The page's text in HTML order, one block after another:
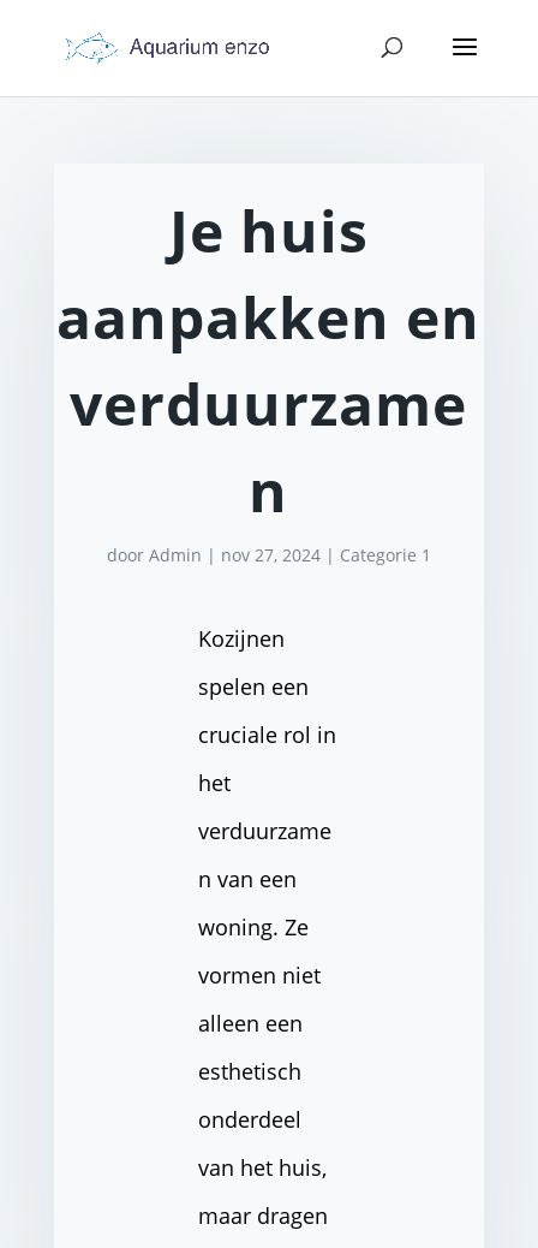
Je huis
aanpakken en
verduurzame
n
door Admin | nov 27, 2024| Categorie 1
Kozijnen
spelen een
cruciale rol in
het
verduurzame
n van een
woning. Ze
vormen niet
alleen een
esthetisch
onderdeel
van het huis,
maar dragen